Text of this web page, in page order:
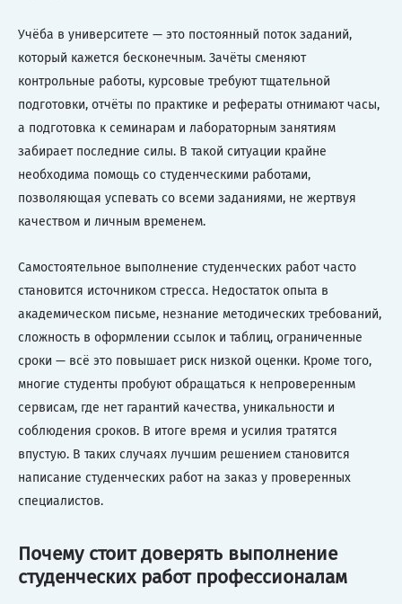
Учёба в университете — это постоянный поток заданий,
который кажется бесконечным. Зачёты сменяют
контрольные работы, курсовые требуют тщательной
подготовки, отчёты по практике и рефераты отнимают часы,
а подготовка к семинарам и лабораторным занятиям
забирает последние силы. В такой ситуации крайне
необходима помощь со студенческими работами,
позволяющая успевать со всеми заданиями, не жертвуя
качеством и личным временем.
Самостоятельное выполнение студенческих работ часто
становится источником стресса. Недостаток опыта в
академическом письме, незнание методических требований,
сложность в оформлении ссылок и таблиц, ограниченные
сроки — всё это повышает риск низкой оценки. Кроме того,
многие студенты пробуют обращаться к непроверенным
сервисам, где нет гарантий качества, уникальности и
соблюдения сроков. В итоге время и усилия тратятся
впустую. В таких случаях лучшим решением становится
написание студенческих работ на заказ у проверенных
специалистов.
Почему стоит доверять выполнение
студенческих работ профессионалам